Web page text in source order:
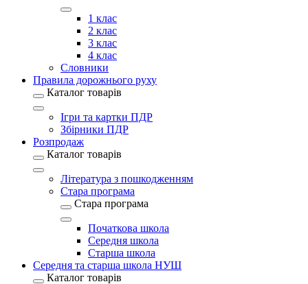
1 клас
2 клас
3 клас
4 клас
Словники
Правила дорожнього руху
Каталог товарів
Ігри та картки ПДР
Збірники ПДР
Розпродаж
Каталог товарів
Література з пошкодженням
Стара програма
Стара програма
Початкова школа
Середня школа
Старша школа
Середня та старша школа НУШ
Каталог товарів